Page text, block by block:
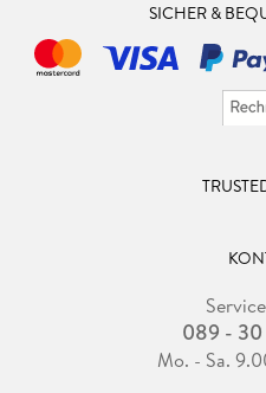
SICHER &
089 -
Mo. - Sa.